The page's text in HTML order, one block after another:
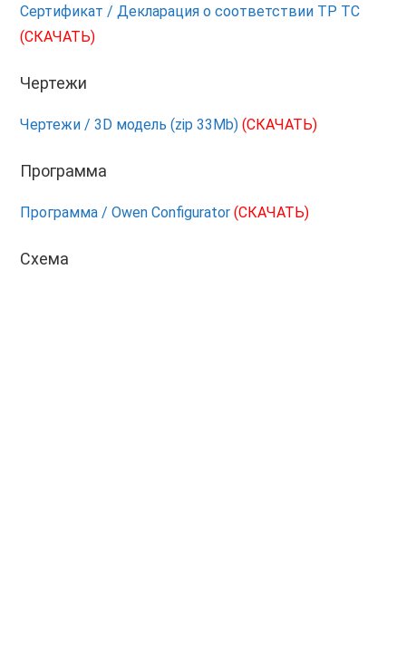
Сертификат / Декларация о соответствии ТР ТС
(СКАЧАТЬ)
Чертежи
Чертежи / 3D модель (zip 33Mb)(СКАЧАТЬ)
Программа
Программа / Owen Configurator(СКАЧАТЬ)
Схема